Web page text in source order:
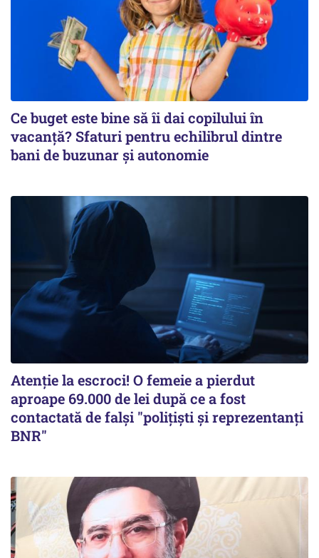
Ce buget este bine să îi dai copilului în
vacanță? Sfaturi pentru echilibrul dintre
bani de buzunar și autonomie
Atenție la escroci! O femeie a pierdut
aproape 69.000 de lei după ce a fost
contactată de falși "polițiști și reprezentanți
BNR"